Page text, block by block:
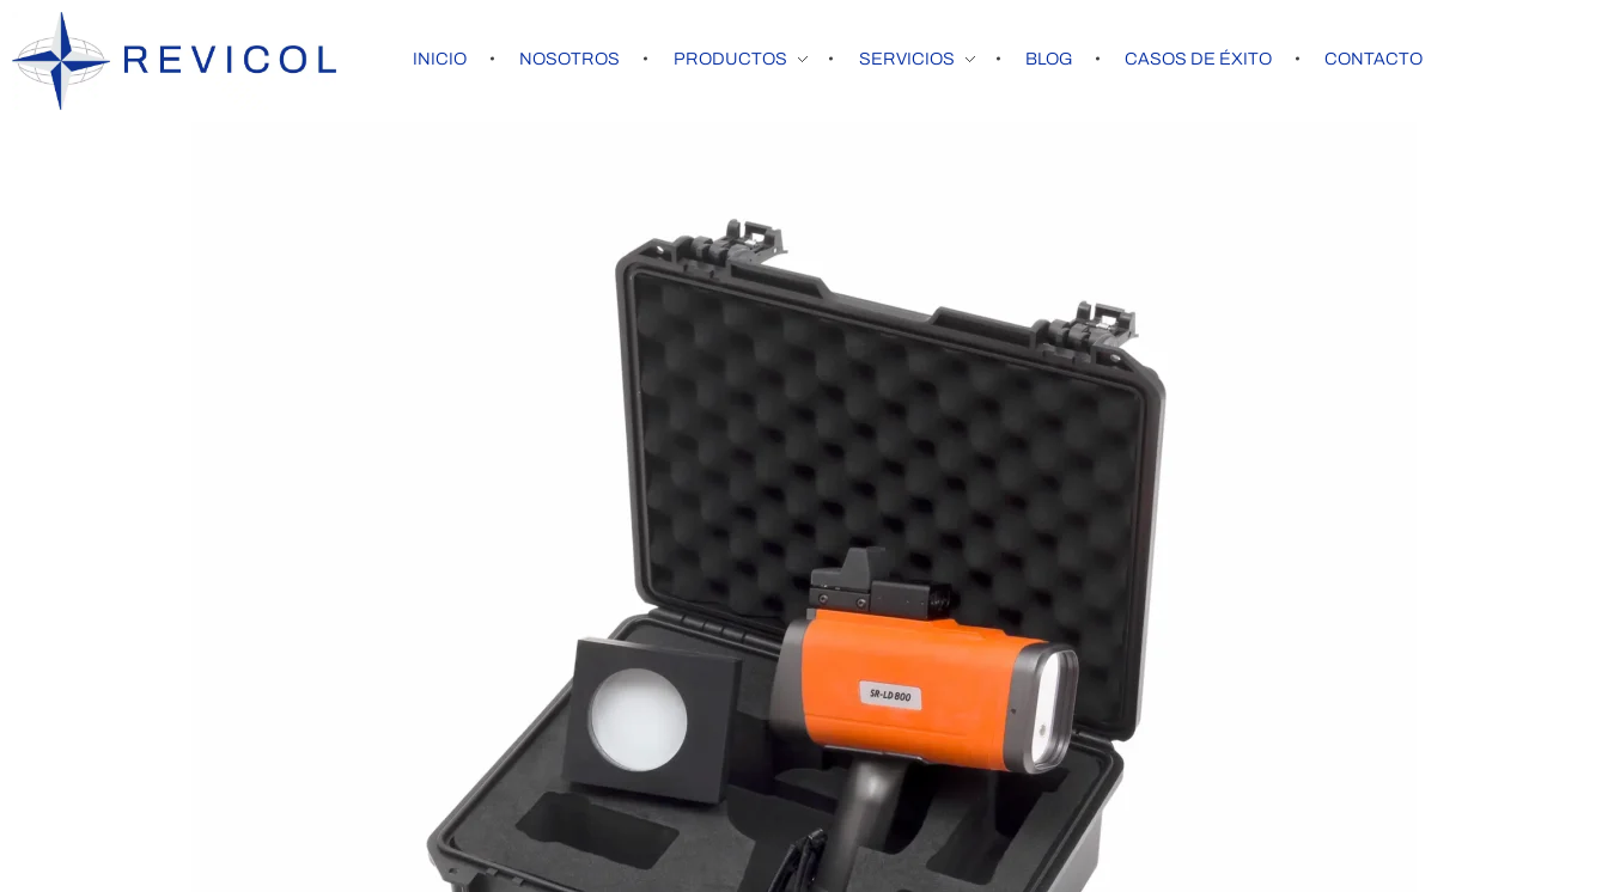
INICIO NOSOTROS PRODUCTOS SERVICIOS BLOG CASOS DE ÉXITO CONTACTO